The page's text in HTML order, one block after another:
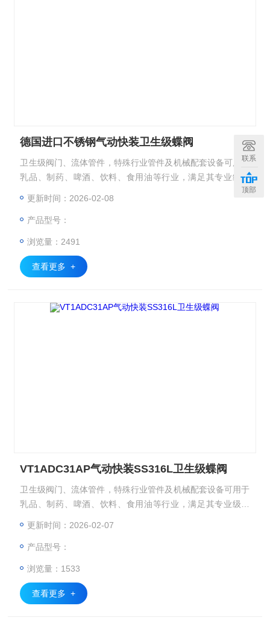
德国进口不锈钢气动快装卫生级蝶阀
卫生级阀门、流体管件，特殊行业管件及机械配套设备可用于
乳品、制药、啤酒、饮料、食用油等行业，满足其专业级要
求。按照不同的标准体系生产的产品，可适合于相应的配套设
途。 德国进口不锈钢气动快装卫生级蝶阀上海供应DN150
更新时间：2026-02-08
产品型号：
浏览量：2491
查看更多 +
VT1ADC31AP气动快装SS316L卫生级蝶阀
卫生级阀门、流体管件，特殊行业管件及机械配套设备可用于
乳品、制药、啤酒、饮料、食用油等行业，满足其专业级要
途。 VT1ADC31AP气动快装SS316L卫生级蝶阀
更新时间：2026-02-07
产品型号：
浏览量：1533
查看更多 +
联系
顶部